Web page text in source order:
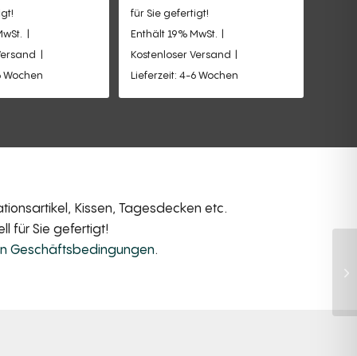
Wochen
für Sie gefertigt!
Enthält 19% MwSt.
Kostenloser Versand
Lieferzeit: 4-6 Wochen
Kissen, Tagesdecken etc.
für Sie gefertigt!
Geschäftsbedingungen.